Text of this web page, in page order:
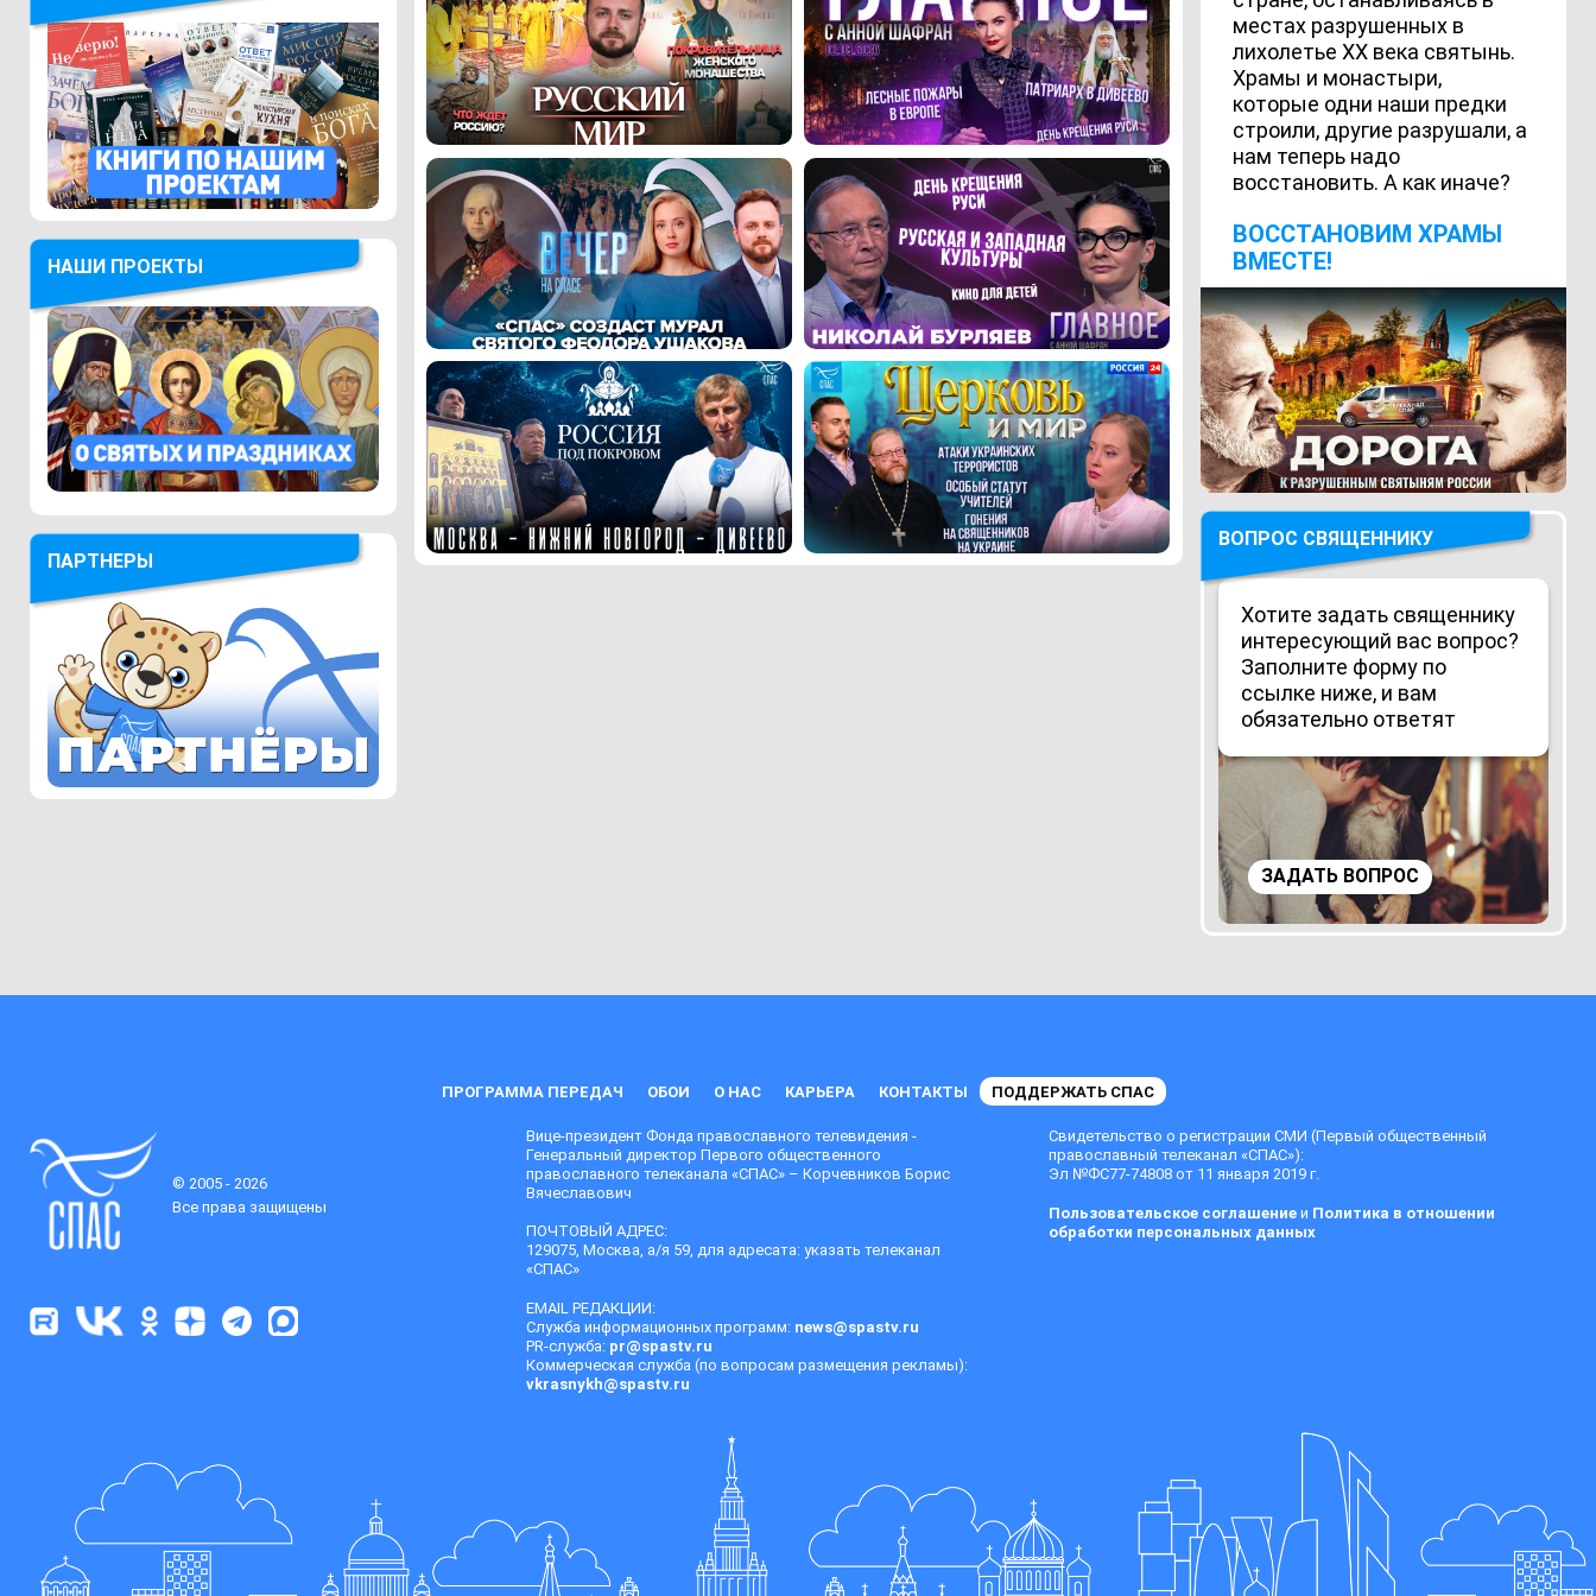
НАШИ ПРОЕКТЫ
ПАРТНЕРЫ
местах разрушенных в
лихолетье ХХ века святынь.
Храмы и монастыри,
которые одни наши предки
строили, другие разрушали, а
нам теперь надо
восстановить. А как иначе?
ВОCСТАНОВИМ ХРАМЫ
ВМЕСТЕ!
ВОПРОС СВЯЩЕННИКУ
Хотите задать священнику
интересующий вас вопрос?
Заполните форму по
ссылке ниже, и вам
обязательно ответят
ЗАДАТЬ ВОПРОС
ПРОГРАММА ПЕРЕДАЧ ОБОИ О НАС КАРЬЕРА КОНТАКТЫ ПОДДЕРЖАТЬ СПАС
© 2005 - 2026
Все права защищены
Вице-президент Фонда православного телевидения -
Генеральный директор Первого общественного
православного телеканала «СПАС» – Корчевников Борис
Вячеславович
ПОЧТОВЫЙ АДРЕС:
129075, Москва, а/я 59, для адресата: указать телеканал
«СПАС»
EMAIL РЕДАКЦИИ:
Служба информационных программ: news@spastv.ru
PR-служба: pr@spastv.ru
Коммерческая служба (по вопросам размещения рекламы):
vkrasnykh@spastv.ru
Свидетельство о регистрации СМИ (Первый общественный
православный телеканал «СПАС»):
Эл №ФС77-74808 от 11 января 2019 г.
Пользовательское соглашениеи Политика в отношении
обработки персональных данных